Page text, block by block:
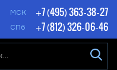
МСК +7 (495) 363-38-27
СПб +7 (812) 326-06-46